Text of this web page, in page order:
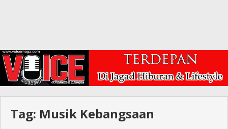
Tag: Musik Kebangsaan